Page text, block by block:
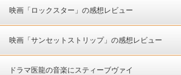
映画「ロックスター」の感想レビュー
映画「サンセットストリップ」の感想レビュー
ドラマ医龍の音楽にスティーブヴァイ